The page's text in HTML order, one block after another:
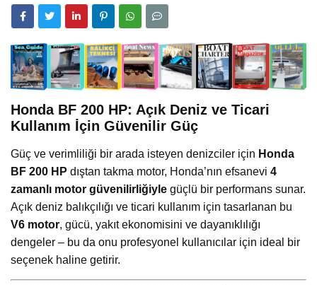
Honda BF 200 HP: Açık Deniz ve Ticari
Kullanım İçin Güvenilir Güç
Güç ve verimliliği bir arada isteyen denizciler için Honda
BF 200 HP dıştan takma motor, Honda’nın efsanevi 4
zamanlı motor güvenilirliğiyle güçlü bir performans sunar.
Açık deniz balıkçılığı ve ticari kullanım için tasarlanan bu
V6 motor, gücü, yakıt ekonomisini ve dayanıklılığı
dengeler – bu da onu profesyonel kullanıcılar için ideal bir
seçenek haline getirir.